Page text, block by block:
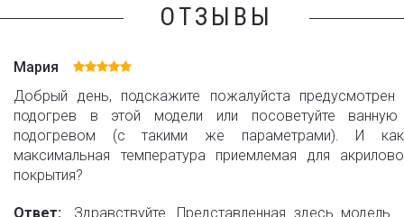
ОТЗЫВЫ
Мария
Добрый день, подскажите пожалуйста предусмотрен
подогрев в этой модели или посоветуйте
подогревом (с такими же параметрами). И
максимальная температура приемлемая для
покрытия?
Ответ:
Здравствуйте. Представленная здесь модель